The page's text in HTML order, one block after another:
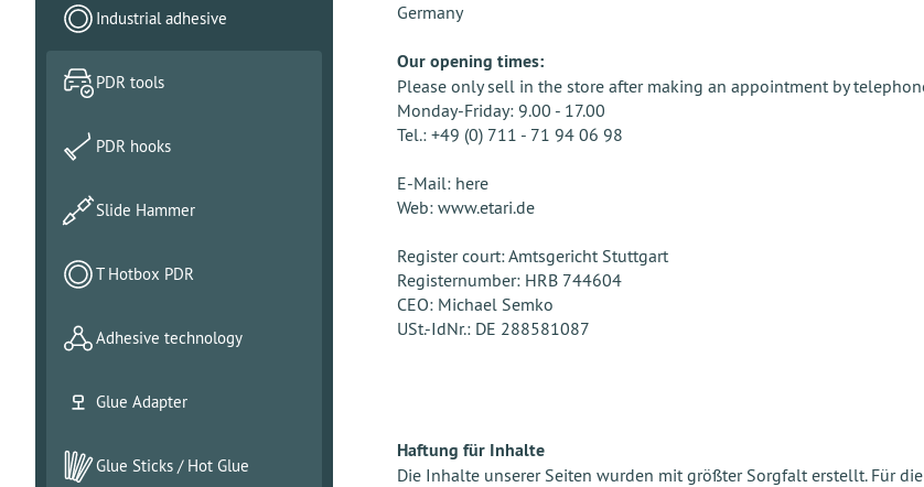
Germany
Our opening times:
Please only sell in the store after making an appointment by
Monday-Friday: 9.00 - 17.00
Tel.: +49 (0) 711 - 71 94 06 98
E-Mail: here
Web: www.etari.de
Register court: Amtsgericht Stuttgart
Registernumber: HRB 744604
CEO: Michael Semko
USt.-IdNr.: DE 288581087
Haftung für Inhalte
Die Inhalte unserer Seiten wurden mit größter Sorgfalt erstellt. Für
Industrial adhesive
PDR tools
PDR hooks
Slide Hammer
T Hotbox PDR
Adhesive technology
Glue Adapter
Glue Sticks / Hot Glue